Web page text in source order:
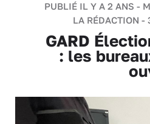
PUBLIÉ IL Y A 2 ANS -
LA RÉDACTION -
GARD
: les